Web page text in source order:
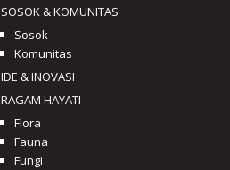
SOSOK & KOMUNITAS
Sosok
Komunitas
IDE & INOVASI
RAGAM HAYATI
Flora
Fauna
Fungi